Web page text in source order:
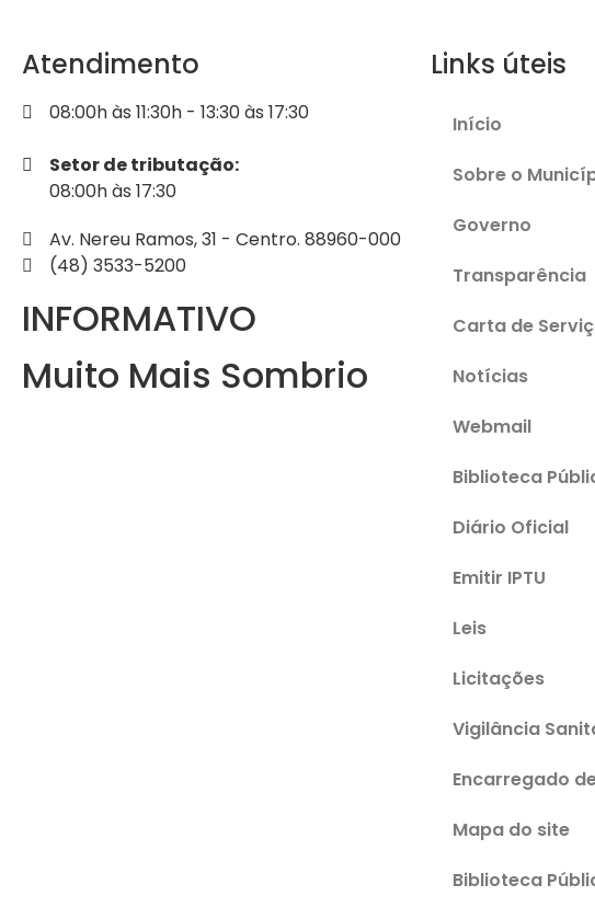
Atendimento
08:00h às 11:30h - 13:30 às 17:30
Setor de tributação:
08:00h às 17:30
Av. Nereu Ramos, 31 - Centro. 88960-000
(48) 3533-5200
INFORMATIVO
Muito Mais Sombrio
Links úteis
Início
Sobre o
Governo
Transparência
Carta de
Notícias
Webmail
Biblioteca
Diário Oficial
Emitir IPTU
Leis
Licitações
Vigilância
Encarregado
Mapa do site
Biblioteca